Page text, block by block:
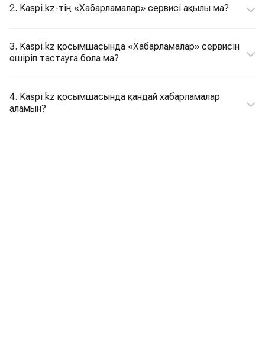
2. Kaspi.kz-тің «Хабарламалар» сервисі ақылы ма?
3. Kaspi.kz қосымшасында «Хабарламалар» сервисін
өшіріп тастауға бола ма?
4. Kaspi.kz қосымшасында қандай хабарламалар
аламын?